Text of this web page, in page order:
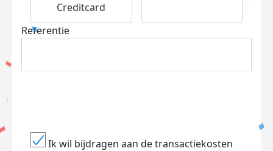
Creditcard
Referentie
Ik wil bijdragen aan de transactiekosten